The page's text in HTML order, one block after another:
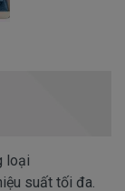
loại
suất tối đa.